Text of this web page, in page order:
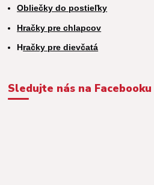
Obliečky do postieľky
Hračky pre chlapcov
Hračky pre dievčatá
Sledujte nás na Facebooku